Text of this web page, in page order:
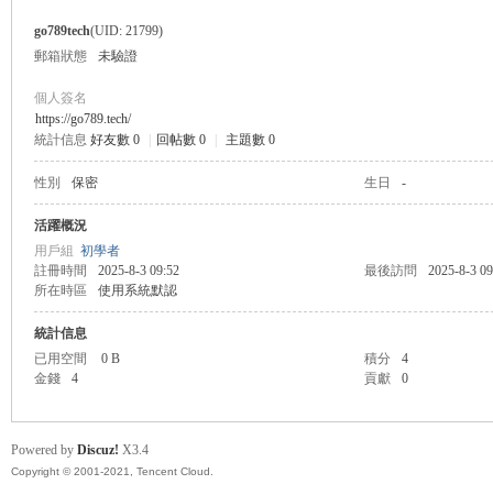
go789tech(UID: 21799)
郵箱狀態
未驗證
個人簽名
https://go789.tech/
統計信息 好友數 0 回帖數 0 主題數 0
性別 保密 生日 -
活躍概況
用戶組 初學者
註冊時間
2025-8-3 09:52 最後訪問
2025-8-3
所在時區
使用系統默認
統計信息
已用空間
0 B 積分
4
金錢
4 貢獻 0
Powered by Discuz! X3.4
Copyright © 2001-2021, Tencent Cloud.